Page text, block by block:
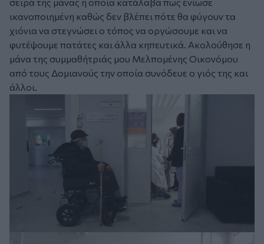
σειρά της μάνας η οποία κατάλαβα πως ένιωσε
ικανοποιημένη καθώς δεν βλέπει πότε θα φύγουν τα
χιόνια να στεγνώσει ο τόπος να οργώσουμε και να
φυτέψουμε πατάτες και άλλα κηπευτικά. Ακολούθησε η
μάνα της συμμαθήτριάς μου Μελπομένης Οικονόμου
από τους Δομιανούς την οποία συνόδευε ο γιός της και
άλλοι.